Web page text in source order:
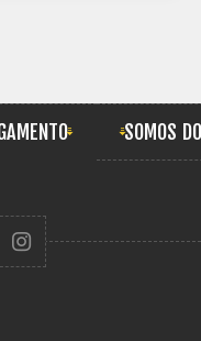
SOMOS